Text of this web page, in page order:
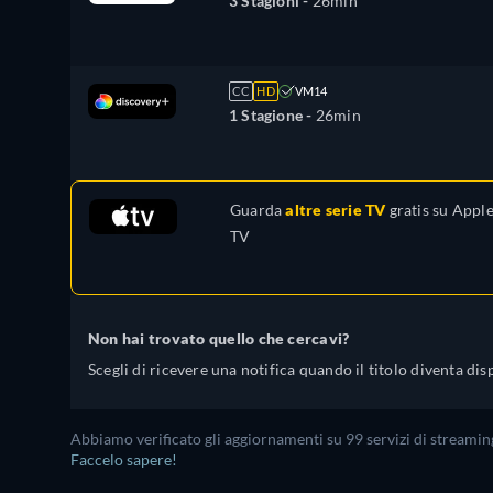
CC HD VM14
1 Stagione - 26min
Guardaaltre serie TVgratis su Apple
TV
Non hai trovato quello che cercavi?
Scegli di ricevere una notifica quando il titolo diventa
Abbiamo verificato gli aggiornamenti su 99 servizi di
Faccelo sapere!